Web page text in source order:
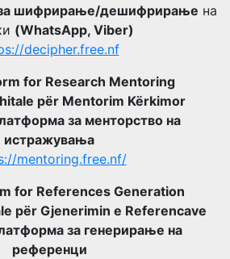
за шифрирање/дешифрирање на
(WhatsApp, Viber)
decipher.free.nf
for Research Mentoring
për Mentorim Kërkimor
за менторство на
истражувања
mentoring.free.nf/
for References Generation
për Gjenerimin e Referencave
за генерирање на
референци